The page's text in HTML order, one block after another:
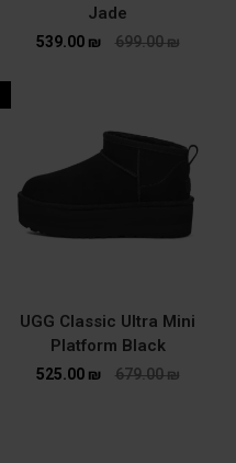
Jade
699.00₪
539.00 ₪
UGG Classic Ultra Mini
Platform Black
679.00₪
525.00 ₪